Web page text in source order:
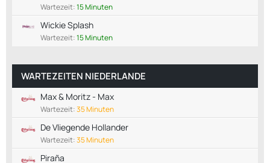
Wartezeit:15 Minuten
Wickie Splash
Wartezeit:15 Minuten
WARTEZEITEN NIEDERLANDE
Max & Moritz - Max
Wartezeit:35 Minuten
De Vliegende Hollander
Wartezeit:35 Minuten
Piraña